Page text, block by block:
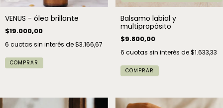
VENUS - óleo brillante
$19.000,00
6 cuotas sin interés de$3.166,67
COMPRAR
Balsamo labial y
multipropósito
$9.800,00
6 cuotas sin interés de$1.633,33